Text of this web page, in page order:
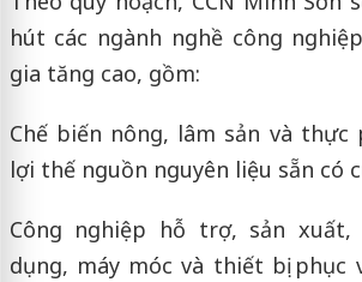
hút các ngành nghề công
gia tăng cao, gồm:
Chế biến nông, lâm sản và thực
lợi thế nguồn nguyên liệu sẵn có
Công nghiệp hỗ trợ, sản
dụng, máy móc và thiết bị phục